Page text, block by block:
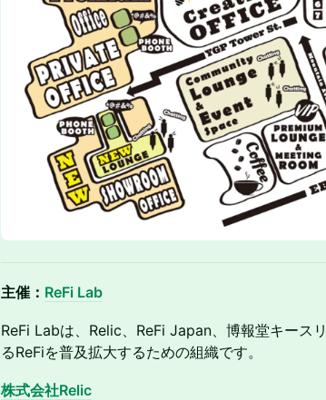
主催： ReFi Lab
ReFi Labは、Relic、ReFi Japan、博報堂キース
るReFiを普及拡大するための組織です。
株式会社Relic